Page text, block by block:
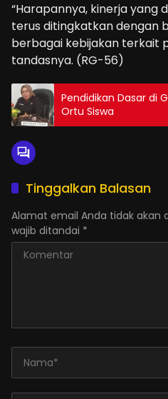
“Harapannya, kinerja yang
terus ditingkatkan dengan
berbagai kebijakan terkait
tandasnya. (RG-56)
Pendidikan Dasar di
Ortu Siswa
Tinggalkan Balasan
Alamat email Anda tidak akan
wajib ditandai *